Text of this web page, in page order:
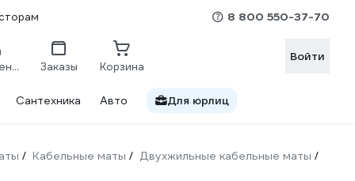
8 800 550-37-70
Сравнение Заказы Корзина
Войти
Сантехника Авто Для юрлиц
/ Кабельные маты / Двухжильные кабельные маты /